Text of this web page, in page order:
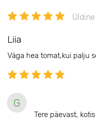
Liia
Väga hea tomat,kui palju
G
Tere päevast,